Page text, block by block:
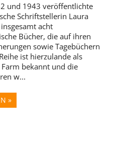
und 1943 veröffentlichte
Schriftstellerin Laura
acht
Bücher, die auf ihren
sowie Tagebüchern
ist hierzulande als
bekannt und die
w...
»